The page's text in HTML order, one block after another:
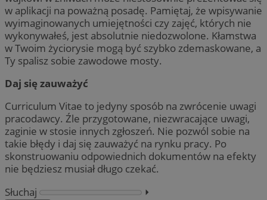
w aplikacji na poważną posadę. Pamiętaj, że wpisywanie
wyimaginowanych umiejętności czy zajęć, których nie
wykonywałeś, jest absolutnie niedozwolone. Kłamstwa
w Twoim życiorysie mogą być szybko zdemaskowane, a
Ty spalisz sobie zawodowe mosty.
Daj się zauważyć
Curriculum Vitae to jedyny sposób na zwrócenie uwagi
pracodawcy. Źle przygotowane, niezwracające uwagi,
zaginie w stosie innych zgłoszeń. Nie pozwól sobie na
takie błędy i daj się zauważyć na rynku pracy. Po
skonstruowaniu odpowiednich dokumentów na efekty
nie będziesz musiał długo czekać.
Słuchaj
⏵︎